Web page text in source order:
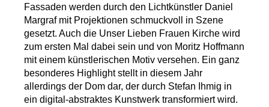
Fassaden werden durch den Lichtkünstler Daniel
Margraf mit Projektionen schmuckvoll in Szene
gesetzt. Auch die Unser Lieben Frauen Kirche wird
zum ersten Mal dabei sein und von Moritz Hoffmann
mit einem künstlerischen Motiv versehen. Ein ganz
besonderes Highlight stellt in diesem Jahr
allerdings der Dom dar, der durch Stefan Ihmig in
ein digital-abstraktes Kunstwerk transformiert wird.